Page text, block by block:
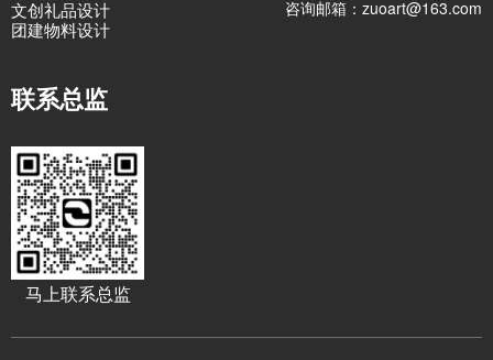
文创礼品设计
团建物料设计
咨询邮箱：zuoart@163.com
联系总监
马上联系总监